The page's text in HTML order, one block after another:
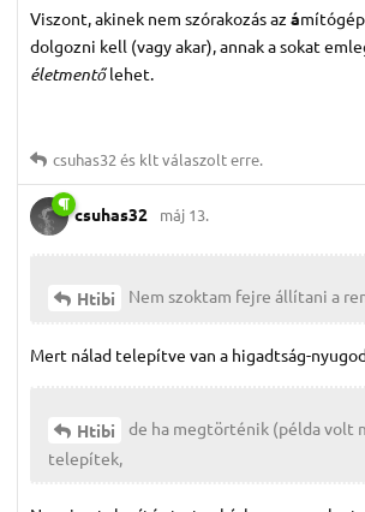
Viszont, akinek nem szórakozás az á
dolgozni kell (vagy akar), annak a sokat
életmentőlehet.
csuhas32 és kltválaszolt erre.
csuhas32 máj 13.
Htibi Nem szoktam fejre állítani a
Mert nálad telepítve van a higadtság-
Htibi
de ha megtörténik (példa volt
telepítek,